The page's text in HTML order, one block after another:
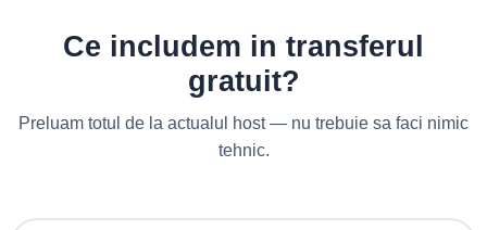
Ce includem in transferul
gratuit?
Preluam totul de la actualul host — nu trebuie sa faci nimic
tehnic.